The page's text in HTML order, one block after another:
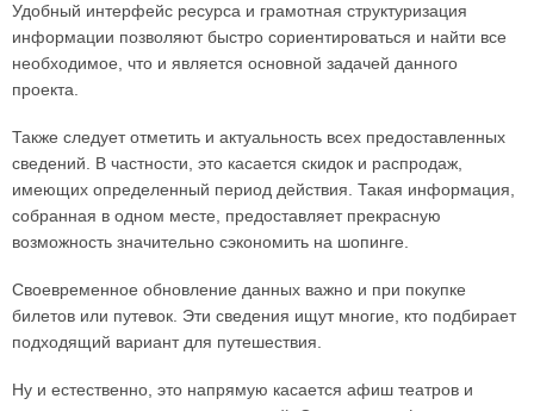
Удобный интерфейс ресурса и грамотная структуризация
информации позволяют быстро сориентироваться и найти все
необходимое, что и является основной задачей данного
проекта.
Также следует отметить и актуальность всех предоставленных
сведений. В частности, это касается скидок и распродаж,
имеющих определенный период действия. Такая информация,
собранная в одном месте, предоставляет прекрасную
возможность значительно сэкономить на шопинге.
Своевременное обновление данных важно и при покупке
билетов или путевок. Эти сведения ищут многие, кто подбирает
подходящий вариант для путешествия.
Ну и естественно, это напрямую касается афиш театров и